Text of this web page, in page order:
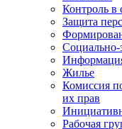
Контроль в
Защита
Социально-
Жилье
Комиссия
их прав
Рабочая